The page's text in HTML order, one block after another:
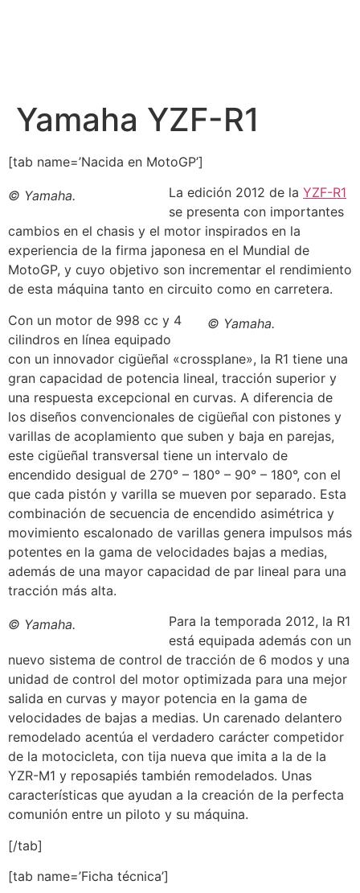
Yamaha YZF-R1
[tab name=’Nacida en MotoGP’]
© Yamaha. La edición 2012 de la YZF-R1
se presenta con importantes
cambios en el chasis y el motor inspirados en la
experiencia de la firma japonesa en el Mundial de
MotoGP, y cuyo objetivo son incrementar el rendimiento
de esta máquina tanto en circuito como en carretera.
© Yamaha.
Con un motor de 998 cc y 4
cilindros en línea equipado
con un innovador cigüeñal «crossplane», la R1 tiene una
gran capacidad de potencia lineal, tracción superior y
una respuesta excepcional en curvas. A diferencia de
los diseños convencionales de cigüeñal con pistones y
varillas de acoplamiento que suben y baja en parejas,
este cigüeñal transversal tiene un intervalo de
encendido desigual de 270° – 180° – 90° – 180°, con el
que cada pistón y varilla se mueven por separado. Esta
combinación de secuencia de encendido asimétrica y
movimiento escalonado de varillas genera impulsos más
potentes en la gama de velocidades bajas a medias,
además de una mayor capacidad de par lineal para una
tracción más alta.
© Yamaha.
Para la temporada 2012, la R1
está equipada además con un
nuevo sistema de control de tracción de 6 modos y una
unidad de control del motor optimizada para una mejor
salida en curvas y mayor potencia en la gama de
velocidades de bajas a medias. Un carenado delantero
remodelado acentúa el verdadero carácter competidor
de la motocicleta, con tija nueva que imita a la de la
YZR-M1 y reposapiés también remodelados. Unas
características que ayudan a la creación de la perfecta
comunión entre un piloto y su máquina.
[/tab]
[tab name=’Ficha técnica’]